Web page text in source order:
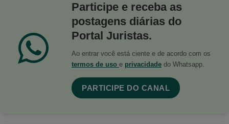
Participe e receba as
postagens diárias do
Portal Juristas.
Ao entrar você está ciente e de acordo com os
termos de uso e privacidade do Whatsapp.
PARTICIPE DO CANAL